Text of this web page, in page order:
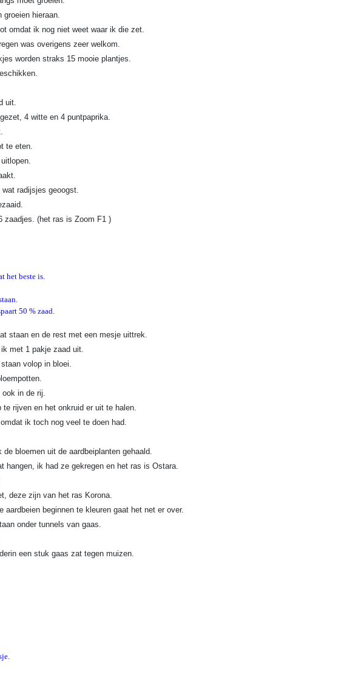
hieraan.
ik nog niet weet waar ik die zet.
was overigens zeer welkom.
worden straks 15 mooie plantjes.
uit.
4 witte en 4 puntpaprika.
te eten.
radijsjes geoogst.
zaadjes. (het ras is Zoom F1 )
het beste is.
50 % zaad.
staan en de rest met een mesje uittrek.
met 1 pakje zaad uit.
volop in bloei.
in de rij.
rijven en het onkruid er uit te halen.
ik toch nog veel te doen had.
bloemen uit de aardbeiplanten gehaald.
hangen, ik had ze gekregen en het ras is Ostara.
deze zijn van het ras Korona.
beginnen te kleuren gaat het net er over.
onder tunnels van gaas.
een stuk gaas zat tegen muizen.